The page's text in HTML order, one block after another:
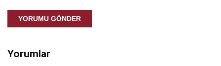
YORUMU GÖNDER
Yorumlar